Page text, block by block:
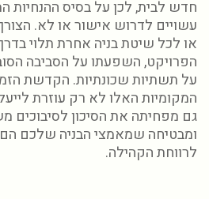
חדש לבית, לכן על בסיס ההנחיות
עשויים לדרוש אישור או לא.
או לכל שיטת בניה אחרת תלוי
הפרויקט, השפעתו על הסביבה
על תשתיות שכונתיות. הקדשת
המקומיות האלו לא רק עוזרת
גם מפחיתה את הסיכון
ומבטיחה שמאמצי הבניה שלכם הם
לרווחת הקהילה.